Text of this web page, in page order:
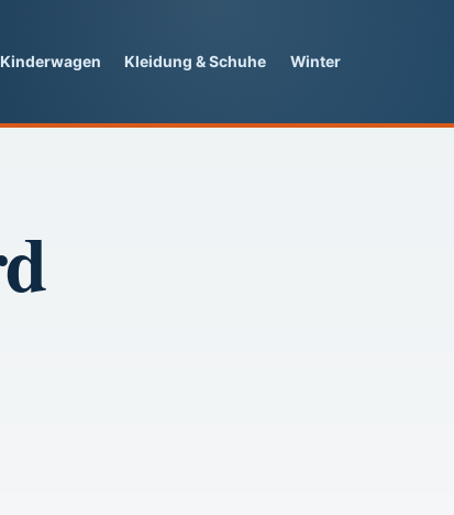
Kinderwagen Kleidung & Schuhe Winter